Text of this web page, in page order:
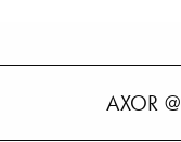
AXOR